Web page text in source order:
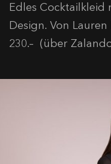
Edles Cocktailkleid
Design. Von Lauren
230.– (über